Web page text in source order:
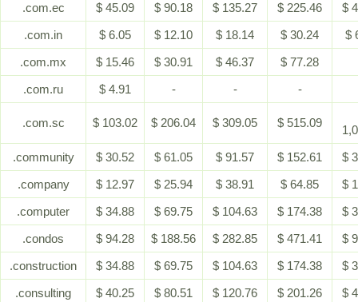
.com.ec
$ 45.09 $ 90.18 $ 135.27 $ 225.46
$
.com.in
$ 6.05 $ 12.10 $ 18.14 $ 30.24
$
.com.mx
$ 15.46 $ 30.91 $ 46.37
$ 77.28
.com.ru
$ 4.91 - - -
.com.sc $ 103.02 $ 206.04 $ 309.05 $ 515.09
.community
$ 30.52 $ 61.05 $ 91.57 $ 152.61
$
.company
$ 12.97 $ 25.94 $ 38.91 $ 64.85
$
.computer
$ 34.88 $ 69.75 $ 104.63 $ 174.38
$
.condos
$ 94.28 $ 188.56 $ 282.85 $ 471.41
$
.construction
$ 34.88 $ 69.75 $ 104.63 $ 174.38
$
.consulting
$ 40.25 $ 80.51 $ 120.76 $ 201.26
$